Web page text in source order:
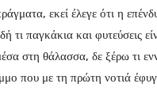
εκεί έλεγε ότι η
παγκάκια και φυτεύσεις
στη θάλασσα, δε ξέρω τι
που με τη πρώτη νοτιά